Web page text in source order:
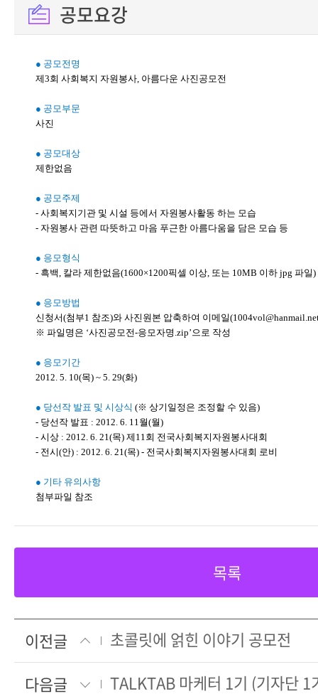
공모요강
● 공모전명
제3회 사회복지 자원봉사, 아름다운 사진공모전
● 공모부문
사진
● 공모대상
제한없음
● 공모주제
- 사회복지기관 및 시설 등에서 자원봉사활동 하는 모습
- 자원봉사 관련 따뜻하고 마음 푸근한 아름다움을 담은 모습 등
● 응모형식
- 흑백, 칼라 제한없음(1600×1200픽셀 이상, 또는 10MB 이하 jpg 파일)
● 응모방법
신청서(첨부1 참조)와 사진원본 압축하여 이메일
※ 파일명은 ‘사진공모전-응모자명.zip’으로 작성
● 응모기간
2012. 5. 10(목) ~ 5. 29(화)
● 당선작 발표 및 시상식 (※ 상기일정은 조정할 수 있음)
- 당선작 발표 : 2012. 6. 11월(월)
- 시상 : 2012. 6. 21(목) 제11회 전국사회복지자원봉사대회
- 전시(안) : 2012. 6. 21(목) - 전국사회복지자원봉사대회 로비
● 기타 유의사항
첨부파일 참조
목록
이전글
초콜릿에 얽힌 이야기 공모전
다음글
TALKTAB 마케터 1기 (기자단 1